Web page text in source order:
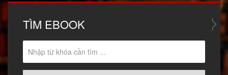
TÌM EBOOK